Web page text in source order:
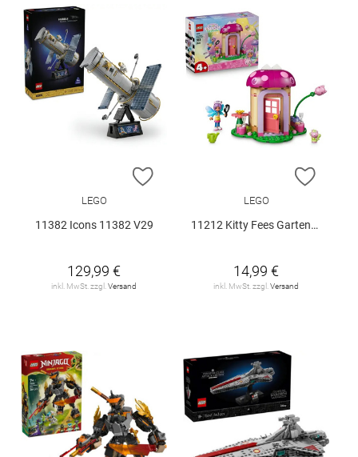
ZUR WUNSCHLISTE HINZUFÜGEN
LEGO
11382 Icons 11382 V29
129,99 €
inkl. MwSt. zzgl. Versand
ZUR
LEGO
11212 Kitty Fees Gartenhaus V29
14,99 €
inkl. MwSt. zzgl. Versand